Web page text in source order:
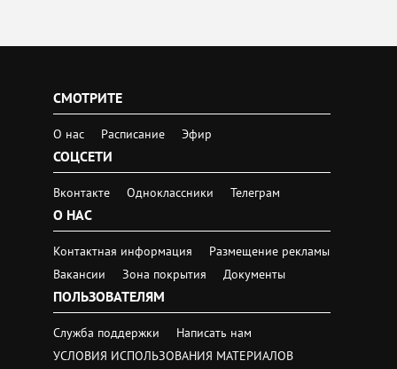
СМОТРИТЕ
О нас Расписание Эфир
СОЦСЕТИ
Вконтакте Одноклассники Телеграм
О НАС
Контактная информация
Размещение рекламы
Вакансии
Зона покрытия Документы
ПОЛЬЗОВАТЕЛЯМ
Служба поддержки
Написать нам
УСЛОВИЯ ИСПОЛЬЗОВАНИЯ МАТЕРИАЛОВ